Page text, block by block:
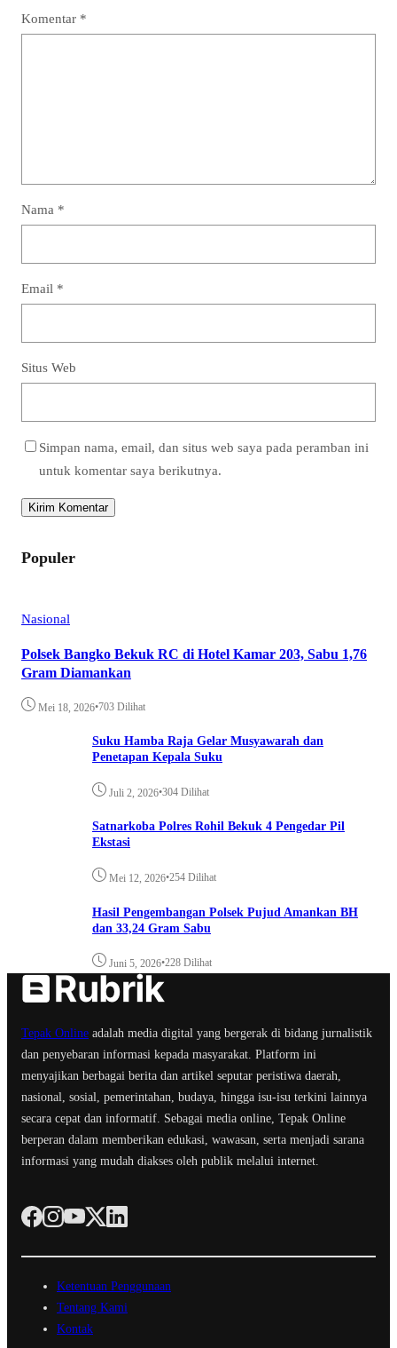
Komentar *
Nama *
Email *
Situs Web
Simpan nama, email, dan situs web saya pada peramban ini
untuk komentar saya berikutnya.
Populer
Nasional
Polsek Bangko Bekuk RC di Hotel Kamar 203, Sabu 1,76
Gram Diamankan
Mei 18, 2026•703 Dilihat
Suku Hamba Raja Gelar Musyawarah dan
Penetapan Kepala Suku
Juli 2, 2026•304 Dilihat
Satnarkoba Polres Rohil Bekuk 4 Pengedar Pil
Ekstasi
Mei 12, 2026•254 Dilihat
Hasil Pengembangan Polsek Pujud Amankan BH
dan 33,24 Gram Sabu
Juni 5, 2026•228 Dilihat
Tepak Online adalah media digital yang bergerak di bidang jurnalistik
dan penyebaran informasi kepada masyarakat. Platform ini
menyajikan berbagai berita dan artikel seputar peristiwa daerah,
nasional, sosial, pemerintahan, budaya, hingga isu-isu terkini lainnya
secara cepat dan informatif. Sebagai media online, Tepak Online
berperan dalam memberikan edukasi, wawasan, serta menjadi sarana
informasi yang mudah diakses oleh publik melalui internet.
Ketentuan Penggunaan
Tentang Kami
Kontak